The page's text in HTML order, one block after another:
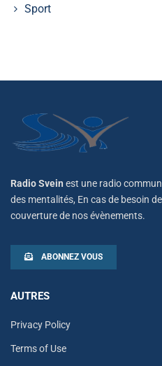
Sport
Radio Svein est une radio
des mentalités, En cas de besoin
couverture de nos évènements.
ABONNEZ VOUS
AUTRES
Privacy Policy
Terms of Use